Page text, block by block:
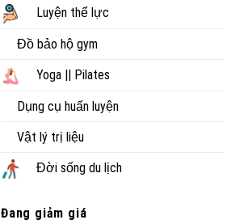
Luyện thể lực
Đồ bảo hộ gym
Yoga || Pilates
Dụng cụ huấn luyện
Vật lý trị liệu
Đời sống du lịch
Đang giảm giá